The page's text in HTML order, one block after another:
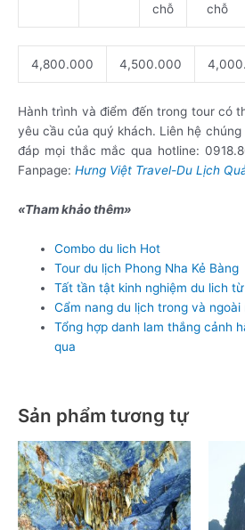
chỗ
chỗ
4,800.000 4,500.000
Hành trình và điểm đến trong tour có
yêu cầu của quý khách. Liên hệ
đáp mọi thắc mắc qua hotline:
Fanpage: Hưng Việt Travel-Du Lịch
«Tham khảo thêm»
Combo du lich Hot
Tour du lịch Phong Nha Kẻ Bàng
Tất tần tật kinh nghiệm du lich
Cẩm nang du lịch trong và ngoài
Tổng hợp danh lam thắng cảnh
qua
Sản phẩm tương tự